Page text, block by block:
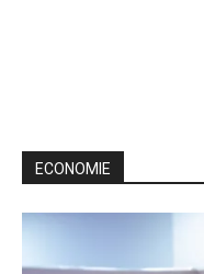
ECONOMIE